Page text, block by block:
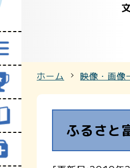
ホーム 映像・画像
ふるさと